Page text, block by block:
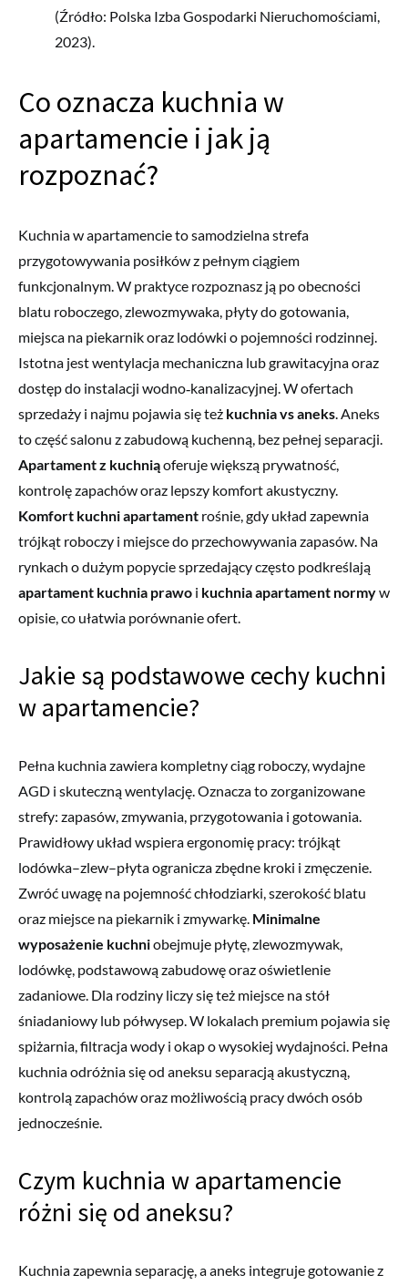
(Źródło: Polska Izba Gospodarki Nieruchomościami,
2023).
Co oznacza kuchnia w
apartamencie i jak ją
rozpoznać?
Kuchnia w apartamencie to samodzielna strefa
przygotowywania posiłków z pełnym ciągiem
funkcjonalnym. W praktyce rozpoznasz ją po obecności
blatu roboczego, zlewozmywaka, płyty do gotowania,
miejsca na piekarnik oraz lodówki o pojemności rodzinnej.
Istotna jest wentylacja mechaniczna lub grawitacyjna oraz
dostęp do instalacji wodno‑kanalizacyjnej. W ofertach
sprzedaży i najmu pojawia się też kuchnia vs aneks. Aneks
to część salonu z zabudową kuchenną, bez pełnej separacji.
Apartament z kuchniąoferuje większą prywatność,
kontrolę zapachów oraz lepszy komfort akustyczny.
Komfort kuchni apartament rośnie, gdy układ zapewnia
trójkąt roboczy i miejsce do przechowywania zapasów. Na
rynkach o dużym popycie sprzedający często podkreślają
apartament kuchnia prawo i kuchnia apartament normyw
opisie, co ułatwia porównanie ofert.
Jakie są podstawowe cechy kuchni
w apartamencie?
Pełna kuchnia zawiera kompletny ciąg roboczy, wydajne
AGD i skuteczną wentylację. Oznacza to zorganizowane
strefy: zapasów, zmywania, przygotowania i gotowania.
Prawidłowy układ wspiera ergonomię pracy: trójkąt
lodówka–zlew–płyta ogranicza zbędne kroki i zmęczenie.
Zwróć uwagę na pojemność chłodziarki, szerokość blatu
oraz miejsce na piekarnik i zmywarkę. Minimalne
wyposażenie kuchniobejmuje płytę, zlewozmywak,
lodówkę, podstawową zabudowę oraz oświetlenie
zadaniowe. Dla rodziny liczy się też miejsce na stół
śniadaniowy lub półwysep. W lokalach premium pojawia się
spiżarnia, filtracja wody i okap o wysokiej wydajności. Pełna
kuchnia odróżnia się od aneksu separacją akustyczną,
kontrolą zapachów oraz możliwością pracy dwóch osób
jednocześnie.
Czym kuchnia w apartamencie
różni się od aneksu?
Kuchnia zapewnia separację, a aneks integruje gotowanie z